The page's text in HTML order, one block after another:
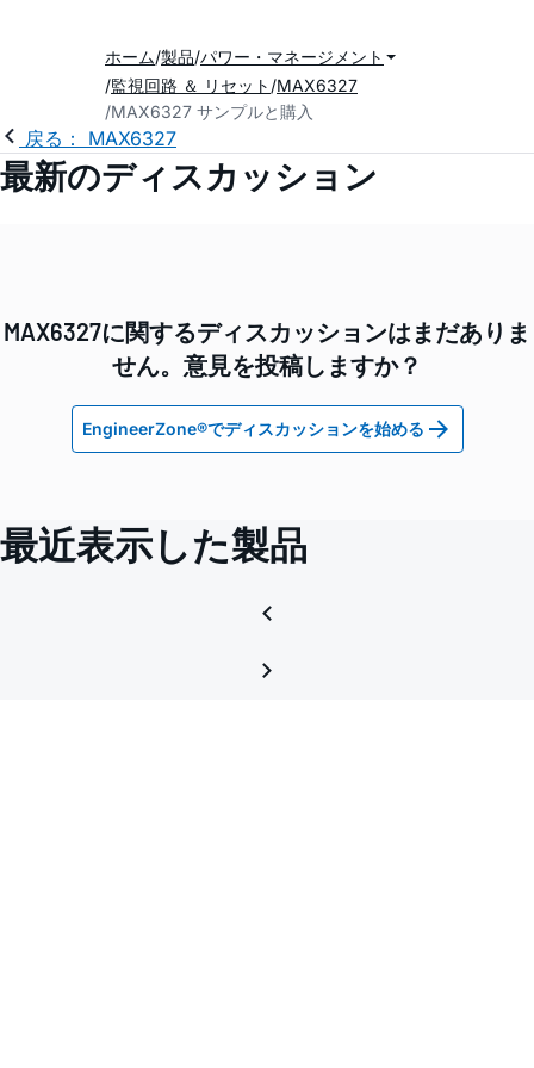
ホーム 製品 パワー・マネージメント
監視回路 ＆ リセット MAX6327
MAX6327 サンプルと購入
戻る： MAX6327
最新のディスカッション
MAX6327に関するディスカッションはまだありま
せん。意見を投稿しますか？
EngineerZone®でディスカッションを始める
最近表示した製品